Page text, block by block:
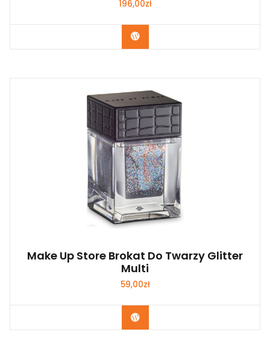
196,00zł
Zobacz
Make Up Store Brokat Do Twarzy Glitter
Multi
59,00zł
Zobacz